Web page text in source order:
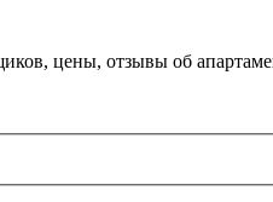
цены, отзывы об